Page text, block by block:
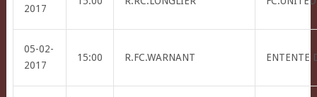
2017
05-02-
2017
15:00 R.FC.WARNANT ENTENTE